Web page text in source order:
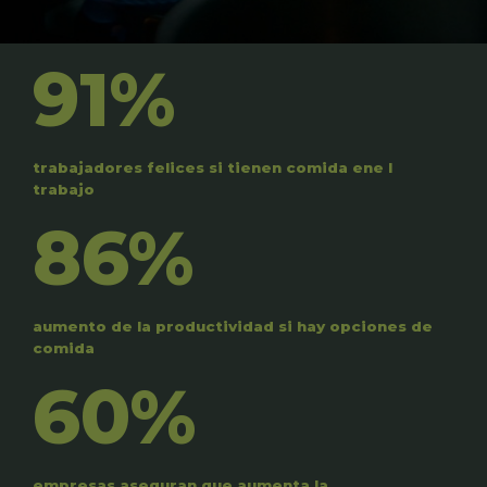
91%
trabajadores felices si tienen comida ene l
trabajo
86%
aumento de la productividad si hay opciones de
comida
60%